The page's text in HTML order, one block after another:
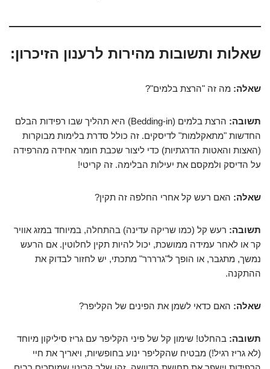
שאלות ותשובות מהירות לרענון הזיכרון:
שאלה: מה זה "הרצת בלמים"?
תשובה:
הרצת בלמים (Bedding-in) היא תהליך שבו רפידות הבלם
החדשות "מתאקלמות" לדיסקים. זה כולל סדרת בלימות מבוקרות
(האצות והאטות הדרגתיות) כדי ליצור שכבת חומר אחידה מהרפידה
על הדיסק ולמקסם את יעילות הבלימה. זה קריטי!
שאלה: האם רעש קל אחרי החלפה זה תקין?
תשובה: רעש קל (כמו שריקה עדינה) בהתחלה, במיוחד במזג אוויר
קר או לאחר עמידה ממושכת, יכול להיות תקין לחלוטין. אם הרעש
נמשך, מתגבר, או הופך ל"גרררר" מתכתי, יש לחזור לבדוק את
ההתקנה.
שאלה: האם כדאי לשמן את הפינים של הקליפר?
תשובה: בהחלט! שימון קל של פיני הקליפר עם גריז סיליקון מיוחד
(לא גריז רגיל!) מבטיח שהקליפר ינוע בחופשיות, ויאריך את חיי